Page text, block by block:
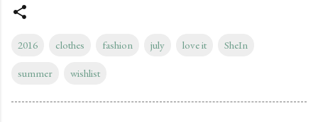
2016 clothes fashion july love it SheIn
summer wishlist